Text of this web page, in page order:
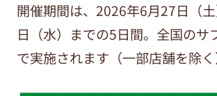
開催期間は、2026年6月27日（
日（水）までの5日間。全国のサ
で実施されます（一部店舗を除く